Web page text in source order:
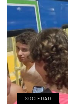
SOCIEDAD